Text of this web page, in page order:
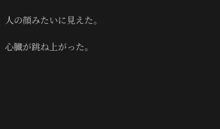
人の顔みたいに見えた。
心臓が跳ね上がった。